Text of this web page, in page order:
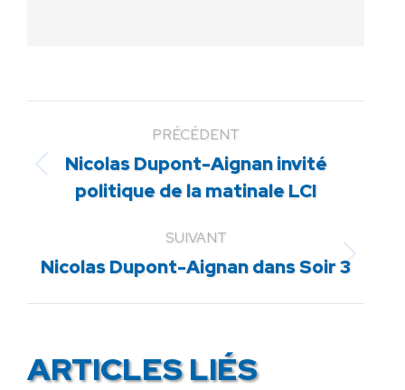
PRÉCÉDENT
Article
précédent
Nicolas Dupont-Aignan invité
politique de la matinale LCI
SUIVANT
Article
suivant
:
Nicolas Dupont-Aignan dans Soir 3
ARTICLES LIÉS